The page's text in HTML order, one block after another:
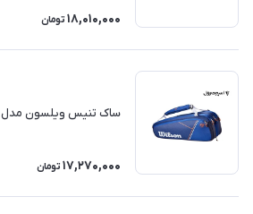
18,010,000 تومان
ساک تنیس ویلسون مدل super tour rg 15 pack
17,270,000 تومان